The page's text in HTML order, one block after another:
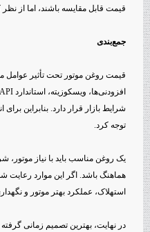
قیمت قابل مقایسه باشند، اما از
جمع‌بندی
قیمت روغن موتور تحت تأثیر عوامل
شرایط بازار قرار دارد. بنابراین
توجه کرد.
یک روغن مناسب باید با نیاز موتور،
هماهنگ باشد. اگر این موارد رعایت
استهلاک، عملکرد بهتر موتور و
در نهایت، بهترین تصمیم زمانی